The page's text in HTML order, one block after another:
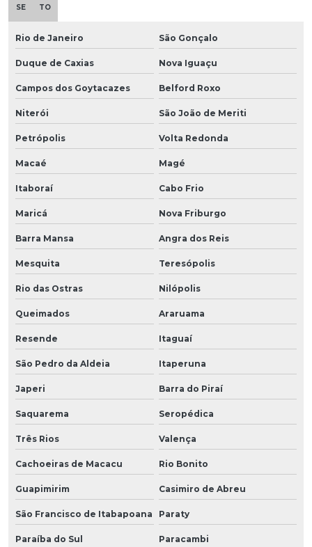
SE TO
Rio de Janeiro São Gonçalo
Duque de Caxias Nova Iguaçu
Campos dos Goytacazes Belford Roxo
Niterói São João de Meriti
Petrópolis Volta Redonda
Macaé Magé
Itaboraí Cabo Frio
Maricá Nova Friburgo
Barra Mansa Angra dos Reis
Mesquita Teresópolis
Rio das Ostras Nilópolis
Queimados Araruama
Resende Itaguaí
São Pedro da Aldeia Itaperuna
Japeri Barra do Piraí
Saquarema Seropédica
Três Rios Valença
Cachoeiras de Macacu Rio Bonito
Guapimirim Casimiro de Abreu
São Francisco de Itabapoana Paraty
Paraíba do Sul Paracambi